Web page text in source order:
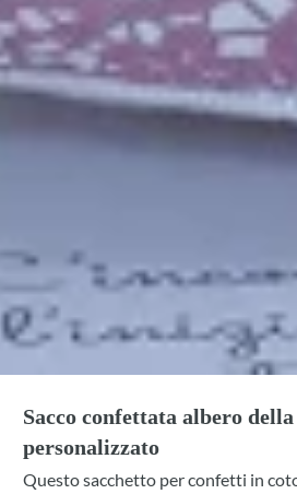
Sacco confettata albero
personalizzato
Questo sacchetto per confetti in